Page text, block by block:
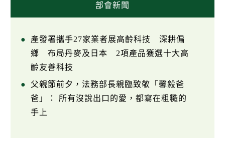
部會新聞
產發署攜手27家業者展高齡科技 深耕偏
鄉 布局丹麥及日本 2項產品獲選十大高
齡友善科技
父親節前夕，法務部長親臨致敬「馨毅爸
爸」： 所有沒說出口的愛，都寫在粗糙的
手上